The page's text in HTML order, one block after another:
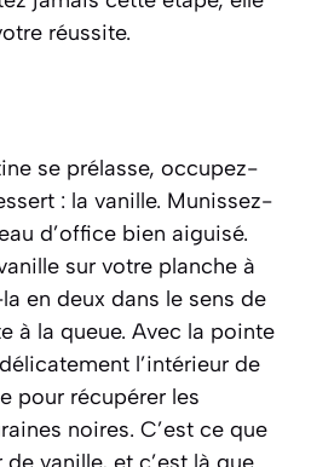
réussite.
se prélasse, occupez-
: la vanille. Munissez-
d’office bien aiguisé.
sur votre planche à
en deux dans le sens de
à la queue. Avec la pointe
l’intérieur de
pour récupérer les
noires. C’est ce que